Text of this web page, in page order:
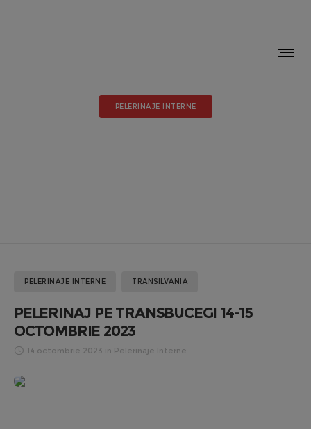
PELERINAJE INTERNE
PELERINAJE INTERNE TRANSILVANIA
PELERINAJ PE TRANSBUCEGI 14-15
OCTOMBRIE 2023
14 octombrie 2023 in Pelerinaje Interne